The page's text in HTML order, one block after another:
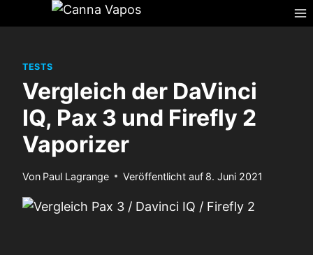
Inhalt
TESTS
Vergleich der DaVinci
IQ, Pax 3 und Firefly 2
Vaporizer
Von Paul Lagrange Veröffentlicht auf 8. Juni 2021